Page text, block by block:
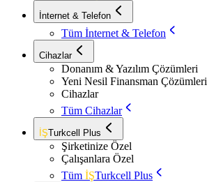
İnternet & Telefon
Tüm İnternet & Telefon
Cihazlar
Donanım & Yazılım Çözümleri
Yeni Nesil Finansman Çözümleri
Cihazlar
Tüm Cihazlar
İŞTurkcell Plus
Şirketinize Özel
Çalışanlara Özel
Tüm İŞTurkcell Plus